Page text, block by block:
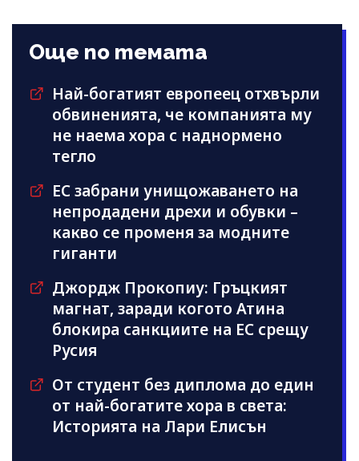
Още по темата
Най-богатият европеец отхвърли
обвиненията, че компанията му
не наема хора с наднормено
тегло
ЕС забрани унищожаването на
непродадени дрехи и обувки –
какво се променя за модните
гиганти
Джордж Прокопиу: Гръцкият
магнат, заради когото Атина
блокира санкциите на ЕС срещу
Русия
От студент без диплома до един
от най-богатите хора в света:
Историята на Лари Елисън